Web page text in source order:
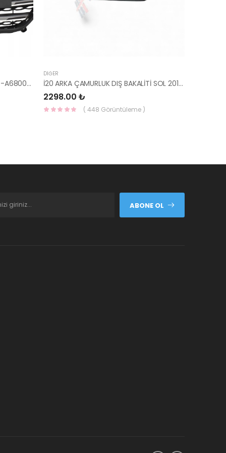
PANJUR İ30 2015- KOMPLE 86350-A6800-YS
DIĞER
İ20 ARKA ÇAMURLUK DIŞ BAKALİTİ SOL 2015- ( PARLAK SİYAH ) 87360-C8000-YS
2298.00 ₺
( 448 Görüntüleme )
ABONE OL